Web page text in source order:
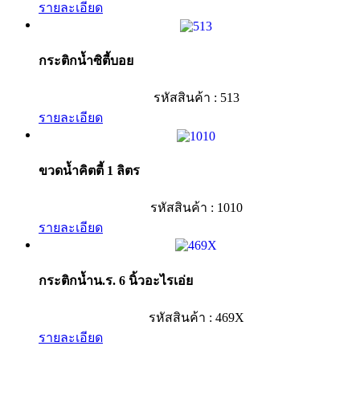
รายละเอียด
กระติกน้ำซิตี้บอย
รหัสสินค้า : 513
รายละเอียด
ขวดน้ำคิตตี้ 1 ลิตร
รหัสสินค้า : 1010
รายละเอียด
กระติกน้ำน.ร. 6 นิ้วอะไรเอ่ย
รหัสสินค้า : 469X
รายละเอียด